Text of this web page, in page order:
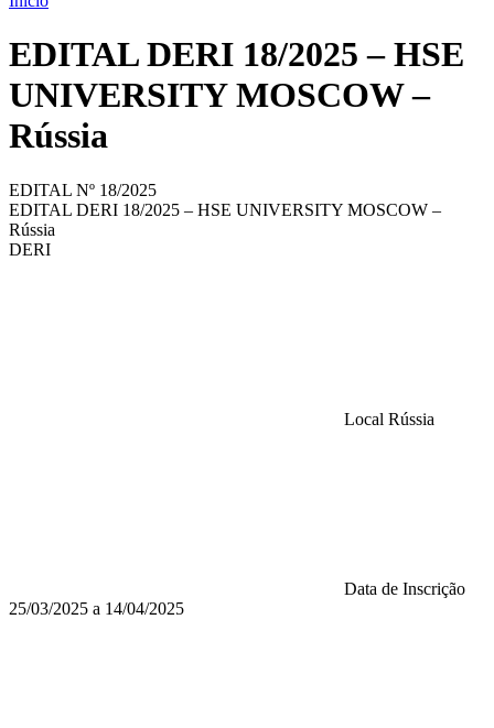
EDITAL DERI 18/2025 – HSE
UNIVERSITY MOSCOW –
Rússia
EDITAL Nº 18/2025
EDITAL DERI 18/2025 – HSE UNIVERSITY MOSCOW –
Rússia
DERI
Local Rússia
Data de Inscrição
25/03/2025 a 14/04/2025